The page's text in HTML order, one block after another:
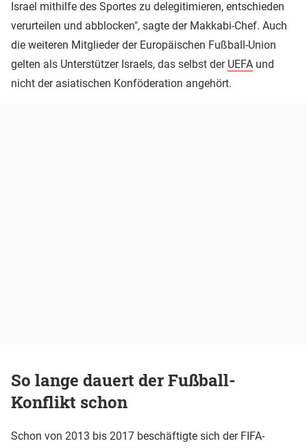
Israel mithilfe des Sportes zu delegitimieren, entschieden
verurteilen und abblocken", sagte der Makkabi-Chef. Auch
die weiteren Mitglieder der Europäischen Fußball-Union
gelten als Unterstützer Israels, das selbst der UEFA und
nicht der asiatischen Konföderation angehört.
So lange dauert der Fußball-
Konflikt schon
Schon von 2013 bis 2017 beschäftigte sich der FIFA-